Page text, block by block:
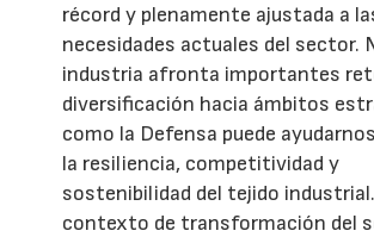
récord y plenamente ajustada a
necesidades actuales del sector.
industria afronta importantes
diversificación hacia ámbitos
como la Defensa puede
la resiliencia, competitividad y
sostenibilidad del tejido
contexto de transformación del